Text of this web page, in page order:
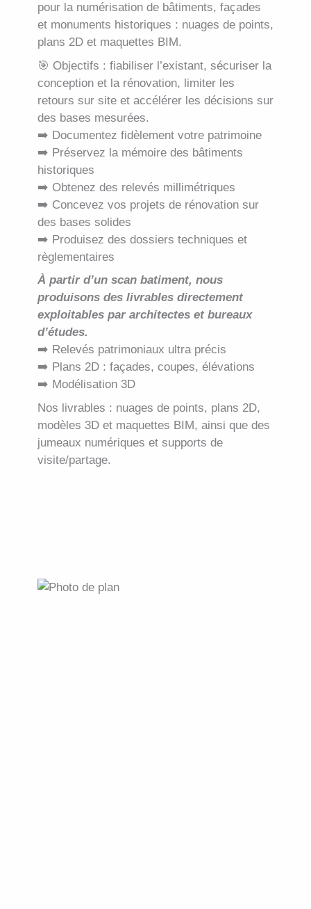
pour la numérisation de bâtiments, façades
et monuments historiques : nuages de points,
plans 2D et maquettes BIM.
🎯 Objectifs : fiabiliser l’existant, sécuriser la
conception et la rénovation, limiter les
retours sur site et accélérer les décisions sur
des bases mesurées.
➡️ Documentez fidèlement votre patrimoine
➡️ Préservez la mémoire des bâtiments
historiques
➡️ Obtenez des relevés millimétriques
➡️ Concevez vos projets de rénovation sur
des bases solides
➡️ Produisez des dossiers techniques et
règlementaires
À partir d’un scan batiment, nous
produisons des livrables directement
exploitables par architectes et bureaux
d’études.
➡️ Relevés patrimoniaux ultra précis
➡️ Plans 2D : façades, coupes, élévations
➡️ Modélisation 3D
Nos livrables : nuages de points, plans 2D,
modèles 3D et maquettes BIM, ainsi que des
jumeaux numériques et supports de
visite/partage.